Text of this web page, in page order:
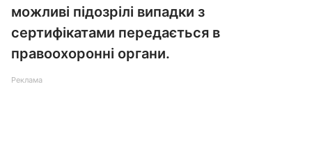
можливі підозрілі випадки з
сертифікатами передається в
правоохоронні органи.
Реклама